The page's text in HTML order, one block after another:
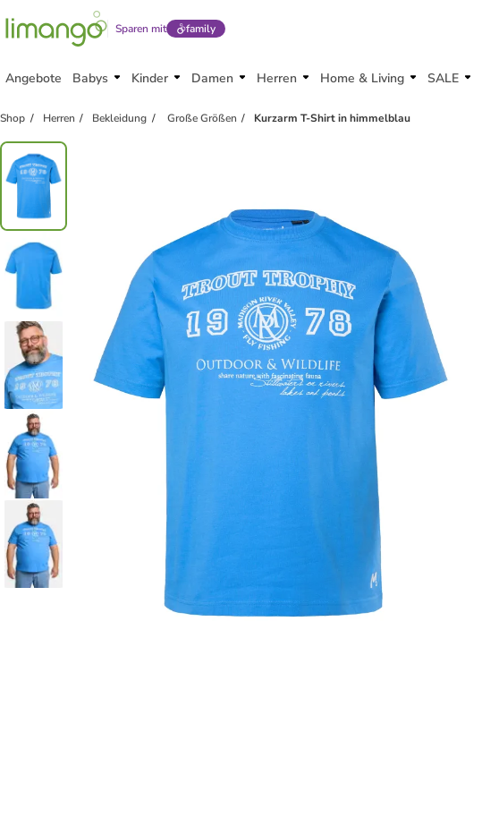
Sparen mit family
Angebote Babys Kinder Damen Herren Home & Living SALE
Shop Herren Bekleidung Große Größen Kurzarm T-Shirt in himmelblau